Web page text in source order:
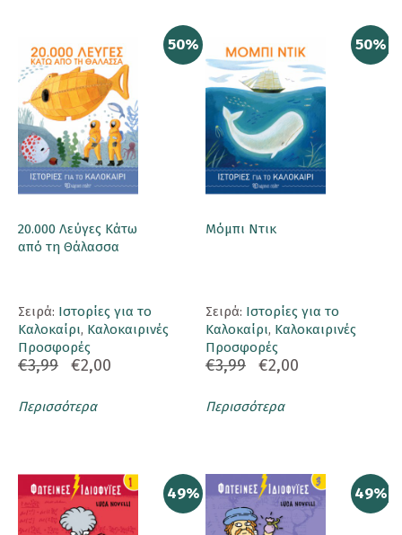
50%
20.000 Λεύγες Κάτω
από τη Θάλασσα
Σειρά: Ιστορίες για το
Καλοκαίρι, Καλοκαιρινές
Προσφορές
€3,99 €2,00
Περισσότερα
50%
Μόμπι Ντικ
Σειρά: Ιστορίες για το
Καλοκαίρι, Καλοκαιρινές
Προσφορές
€3,99 €2,00
Περισσότερα
49% 49%